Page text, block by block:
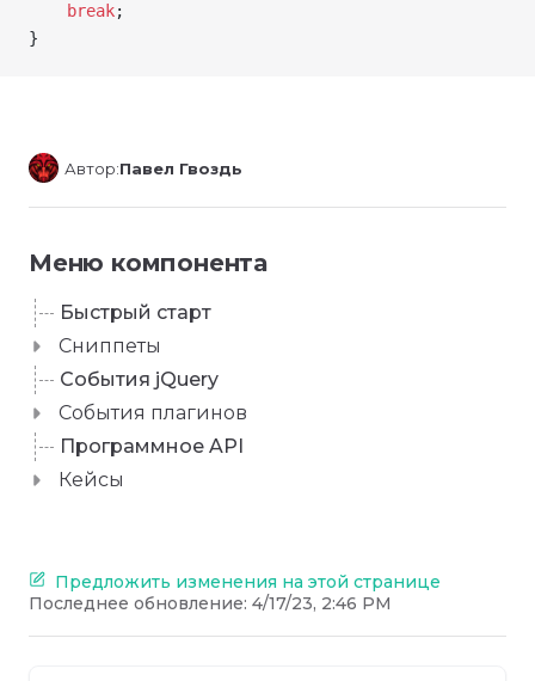
    break
;
}
Автор:Павел Гвоздь
Меню компонента
Быстрый старт
Сниппеты
События jQuery
События плагинов
Программное API
Кейсы
Предложить изменения на этой странице
Последнее обновление: 4/17/23, 2:46 PM